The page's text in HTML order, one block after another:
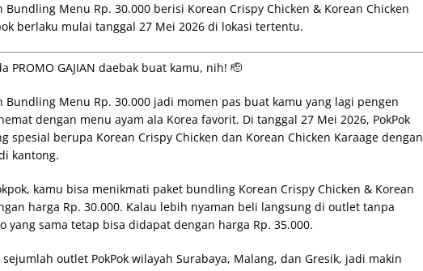
Bundling Menu Rp. 30.000 berisi Korean Crispy Chicken & Korean Chicken
berlaku mulai tanggal 27 Mei 2026 di lokasi tertentu.
PROMO GAJIAN daebak buat kamu, nih! 🫡
Bundling Menu Rp. 30.000 jadi momen pas buat kamu yang lagi pengen
dengan menu ayam ala Korea favorit. Di tanggal 27 Mei 2026, PokPok
spesial berupa Korean Crispy Chicken dan Korean Chicken Karaage dengan
kantong.
kamu bisa menikmati paket bundling Korean Crispy Chicken & Korean
harga Rp. 30.000. Kalau lebih nyaman beli langsung di outlet tanpa
yang sama tetap bisa didapat dengan harga Rp. 35.000.
outlet PokPok wilayah Surabaya, Malang, dan Gresik, jadi makin